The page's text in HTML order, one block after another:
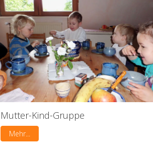
Mutter-Kind-Gruppe
Mehr...